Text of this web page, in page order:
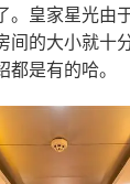
。皇家星光由
间的大小就十
是有的哈。